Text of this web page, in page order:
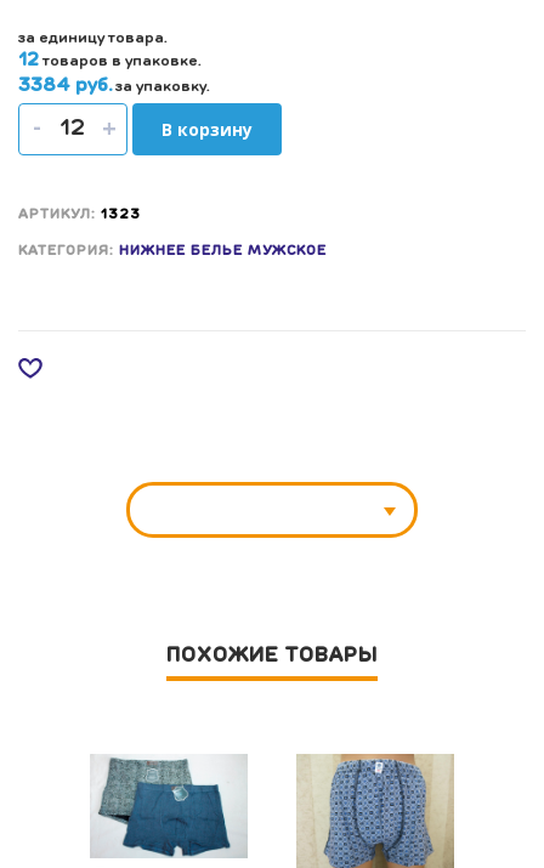
за единицу товара.
12товаров в упаковке.
3384 руб.за упаковку.
- + В корзину
АРТИКУЛ: 1323
КАТЕГОРИЯ: НИЖНЕЕ БЕЛЬЕ МУЖСКОЕ
ПОХОЖИЕ ТОВАРЫ